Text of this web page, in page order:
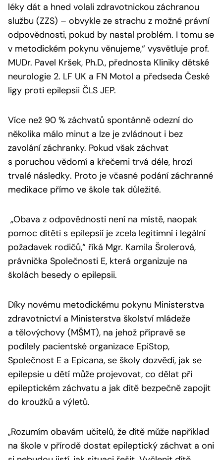
léky dát a hned volali zdravotnickou záchranou
službu (ZZS) – obvykle ze strachu z možné právní
odpovědnosti, pokud by nastal problém. I tomu se
v metodickém pokynu věnujeme,“ vysvětluje prof.
MUDr. Pavel Kršek, Ph.D., přednosta Kliniky dětské
neurologie 2. LF UK a FN Motol a předseda České
ligy proti epilepsii ČLS JEP.
Více než 90 % záchvatů spontánně odezní do
několika málo minut a lze je zvládnout i bez
zavolání záchranky. Pokud však záchvat
s poruchou vědomí a křečemi trvá déle, hrozí
trvalé následky. Proto je včasné podání záchranné
medikace přímo ve škole tak důležité.
„Obava z odpovědnosti není na místě, naopak
pomoc dítěti s epilepsií je zcela legitimní i legální
požadavek rodičů,“ říká Mgr. Kamila Šrolerová,
právnička Společnosti E, která organizuje na
školách besedy o epilepsii.
Díky novému metodickému pokynu Ministerstva
zdravotnictví a Ministerstva školství mládeže
a tělovýchovy (MŠMT), na jehož přípravě se
podílely pacientské organizace EpiStop,
Společnost E a Epicana, se školy dozvědí, jak se
epilepsie u dětí může projevovat, co dělat při
epileptickém záchvatu a jak dítě bezpečně zapojit
do kroužků a výletů.
„Rozumím obavám učitelů, že dítě může například
na škole v přírodě dostat epileptický záchvat a oni